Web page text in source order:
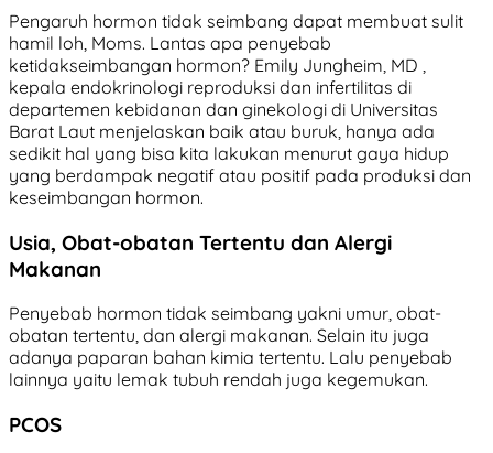
Pengaruh hormon tidak seimbang dapat membuat sulit
hamil loh, Moms. Lantas apa penyebab
ketidakseimbangan hormon? Emily Jungheim, MD ,
kepala endokrinologi reproduksi dan infertilitas di
departemen kebidanan dan ginekologi di Universitas
Barat Laut menjelaskan baik atau buruk, hanya ada
sedikit hal yang bisa kita lakukan menurut gaya hidup
yang berdampak negatif atau positif pada produksi dan
keseimbangan hormon.
Usia, Obat-obatan Tertentu dan Alergi
Makanan
Penyebab hormon tidak seimbang yakni umur, obat-
obatan tertentu, dan alergi makanan. Selain itu juga
adanya paparan bahan kimia tertentu. Lalu penyebab
lainnya yaitu lemak tubuh rendah juga kegemukan.
PCOS